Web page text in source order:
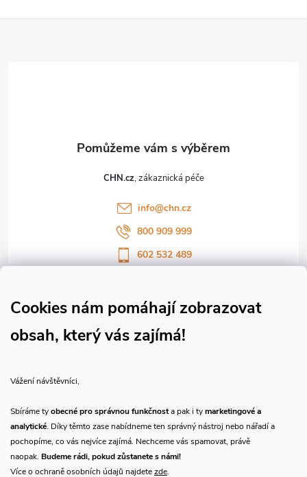
Cookies nám pomáhají zobrazovat
obsah, který vás zajímá!
Vážení návštěvníci,
Sbíráme tyobecné pro správnou funkčnosta pak i tymarketingové a
analytické. Díky těmto zase nabídneme ten správný nástroj nebo nářadí a
pochopíme, co vás nejvíce zajímá. Nechceme vás spamovat, právě
naopak. Budeme rádi, pokud zůstanete s námi!
Více o ochraně osobních údajů najdetezde.
CHN.cz
info@chn.cz
800 909 999
602 532 489
Sledujte náš vlog CHN_CZ
Přijímáme online platby